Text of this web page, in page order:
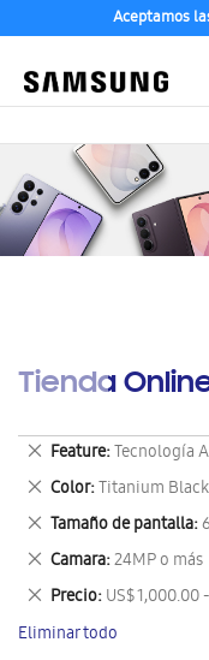
Aceptamos
Tienda
Feature Tecnología
Eliminar
este
artículo
Color Titanium
Eliminar
este
artículo
Tamaño de pantalla
Eliminar
este
artículo
Camara 24MP o más
Eliminar
este
artículo
Precio US$ 1,000.00
Eliminar
este
artículo
Eliminar todo